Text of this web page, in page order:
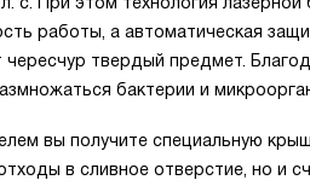
работы, а автоматическая
чересчур твердый предмет.
бактерии и
вы получите специальную
в сливное отверстие, но и